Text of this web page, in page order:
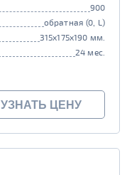
900
обратная (0, L)
315x175x190 мм.
24 мес.
УЗНАТЬ ЦЕНУ